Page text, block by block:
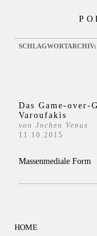
SCHLAGWORTARCHIV:
Das Game-over-
Varoufakis
von Jochen Venus
11.10.2015
Massenmediale Form
HOME